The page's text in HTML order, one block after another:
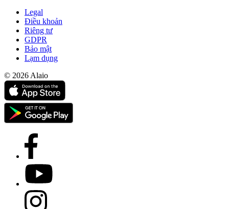
Legal
Điều khoản
Riêng tư
GDPR
Bảo mật
Lạm dụng
© 2026 Alaio